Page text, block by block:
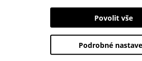
poskytli nebo které získali v důsledku
služby. Tyto údaje zahrnují cookies, data z
adresu a další informace spojené s
Nezbytné cookies
Marketingové cookies
Analytické cookies
Povolit vše
Podrobné